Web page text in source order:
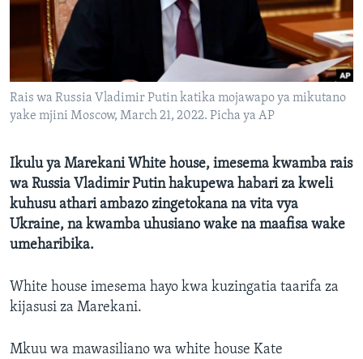
Rais wa Russia Vladimir Putin katika mojawapo ya mikutano
yake mjini Moscow, March 21, 2022. Picha ya AP
Ikulu ya Marekani White house, imesema kwamba rais
wa Russia Vladimir Putin hakupewa habari za kweli
kuhusu athari ambazo zingetokana na vita vya
Ukraine, na kwamba uhusiano wake na maafisa wake
umeharibika.
White house imesema hayo kwa kuzingatia taarifa za
kijasusi za Marekani.
Mkuu wa mawasiliano wa white house Kate